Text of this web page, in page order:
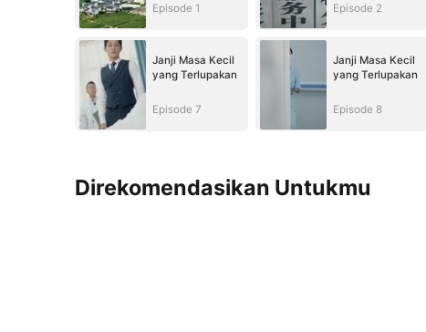
Episode 1 Episode 2
Janji Masa Kecil
yang Terlupakan
Episode 7
Janji Masa Kecil
yang Terlupakan
Episode 8
Direkomendasikan Untukmu